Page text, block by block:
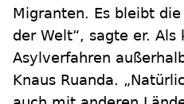
Migranten. Es bleibt
der Welt“, sagte er. Als
Asylverfahren
Knaus Ruanda.